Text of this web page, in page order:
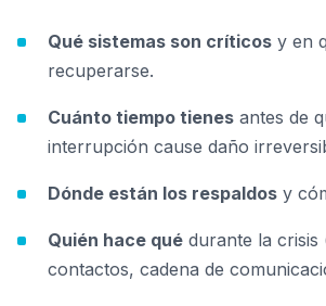
Qué sistemas son críticos y en
recuperarse.
Cuánto tiempo tienes antes de
interrupción cause daño
Dónde están los respaldos y
Quién hace qué durante la crisis
contactos, cadena de